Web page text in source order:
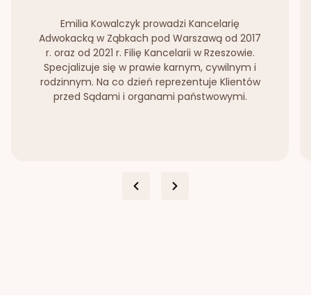
Emilia Kowalczyk prowadzi Kancelarię
Adwokacką w Ząbkach pod Warszawą od 2017
r. oraz od 2021 r. Filię Kancelarii w Rzeszowie.
Specjalizuje się w prawie karnym, cywilnym i
rodzinnym. Na co dzień reprezentuje Klientów
przed Sądami i organami państwowymi.